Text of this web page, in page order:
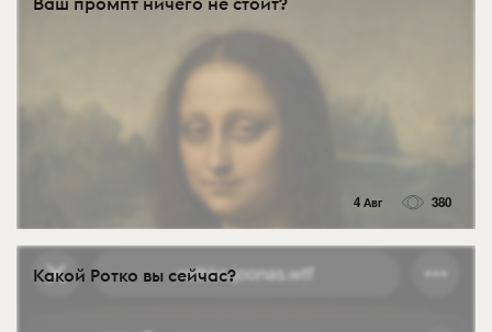
4 Авг 380
Какой Ротко вы сейчас?